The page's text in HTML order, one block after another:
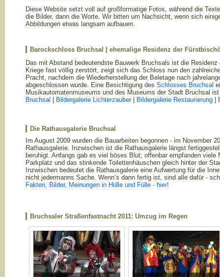
Diese Website setzt voll auf großformatige Fotos, während die
die Bilder, dann die Worte. Wir bitten um Nachsicht, wenn sich
Abbildungen etwas langsam aufbauen.
Barockschloss Bruchsal | ehemalige Residenz der
Das mit Abstand bedeutendste Bauwerk Bruchsals ist die
Kriege fast völlig zerstört, zeigt sich das Schloss nun den
Pracht, nachdem die Wiederherstellung der Beletage nach
abgeschlossen wurde. Eine Besichtigung des Schlosses Bruchsal
Musikautomatenmuseums und des Museums der Stadt Bruchsal
Bruchsal
Bildergalerie Lichterzauber| Bildergalerie Restaurierung
Die Rathausgalerie Bruchsal
Im August 2009 wurden die Bauarbeiten begonnen - im November
Rathausgalerie. Inzwischen ist die Rathausgalerie längst
beruhigt. Anfangs gab es viel böses Blut; offenbar empfanden viele
Parkplatz und das stinkende Toilettenhäuschen gleich hinter der
Inzwischen bedeutet die Rathausgalerie eine Aufwertung für die
nicht jedermanns Sache. Wenn’s dann fertig ist, sind alle dafür -
Fakten, Bilder, Meinungen in Hülle und Fülle - hier!
Bruchsaler Straßenfastnacht 2011: Umzug im Regen